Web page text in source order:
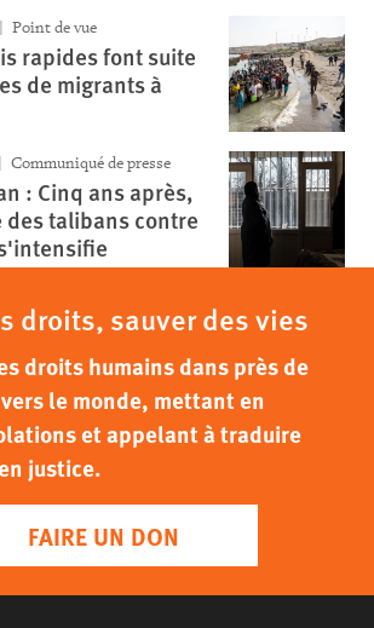
Point de vue
rapides font suite
de migrants à
Communiqué de presse
: Cinq ans après,
talibans contre
droits, sauver des vies
droits humains dans près de
le monde, mettant en
et appelant à traduire
justice.
FAIRE UN DON